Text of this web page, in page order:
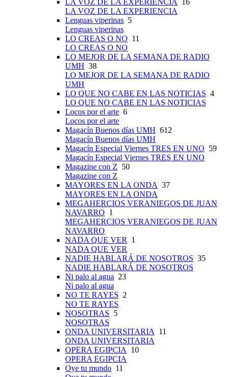
LA VOZ DE LA EXPERIENCIA
16
LA VOZ DE LA EXPERIENCIA
Lenguas viperinas 5
Lenguas viperinas
LO CREAS O NO 11
LO CREAS O NO
LO MEJOR DE LA SEMANA DE RADIO
UMH 38
LO MEJOR DE LA SEMANA DE RADIO
UMH
LO QUE NO CABE EN LAS NOTICIAS 4
LO QUE NO CABE EN LAS NOTICIAS
Locos por el arte 6
Locos por el arte
Magacín Buenos días UMH 612
Magacín Buenos días UMH
Magacín Especial Viernes TRES EN UNO 59
Magacín Especial Viernes TRES EN UNO
Magazine con Z 50
Magazine con Z
MAYORES EN LA ONDA 37
MAYORES EN LA ONDA
MEGAHERCIOS VERANIEGOS DE JUAN
NAVARRO 1
MEGAHERCIOS VERANIEGOS DE JUAN
NAVARRO
NADA QUE VER
1
NADA QUE VER
NADIE HABLARÁ DE NOSOTROS 35
NADIE HABLARÁ DE NOSOTROS
Ni palo al agua 23
Ni palo al agua
NO TE RAYES 2
NO TE RAYES
NOSOTRAS 5
NOSOTRAS
ONDA UNIVERSITARIA
11
ONDA UNIVERSITARIA
OPERA EGIPCIA
10
OPERA EGIPCIA
Oye tu mundo 11